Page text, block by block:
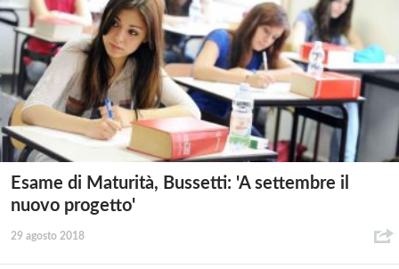
Esame di Maturità, Bussetti: 'A settembre il
nuovo progetto'
29 agosto 2018